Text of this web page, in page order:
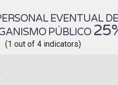
EVENTUAL
PÚBLICO
(1 out of 4 indicators)